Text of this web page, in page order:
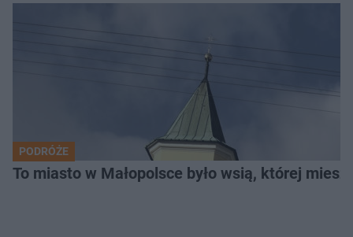
PODRÓŻE
To miasto w Małopolsce było wsią, której